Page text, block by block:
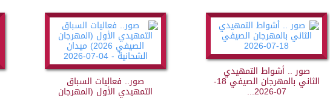
صور .. أشواط التمهيدي
الثاني بالمهرجان الصيفي 18-
07-2026...
صور.. فعاليات السباق
التمهيدي الأول (المهرجان